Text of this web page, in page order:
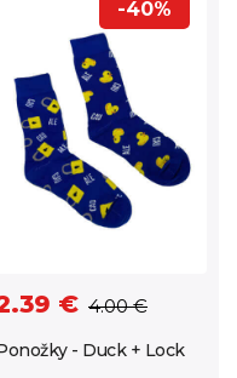
€ 4.00 €
- Duck + Lock
-40%